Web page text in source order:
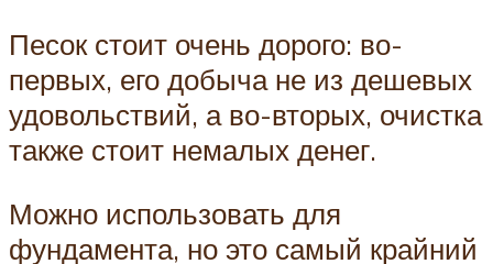
Песок стоит очень дорого: во-
первых, его добыча не из дешевых
удовольствий, а во-вторых, очистка
также стоит немалых денег.
Можно использовать для
фундамента, но это самый крайний